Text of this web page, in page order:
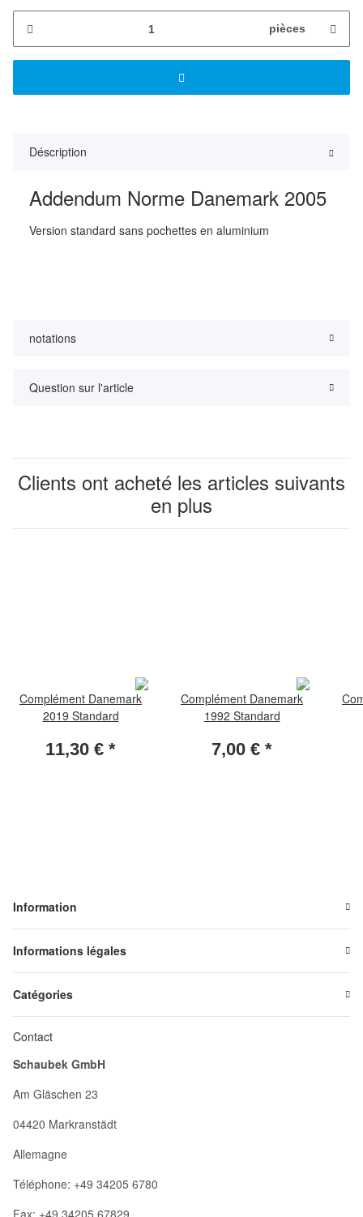
pièces
Déscription
Addendum Norme Danemark 2005
Version standard sans pochettes en aluminium
notations
Question sur l'article
Clients ont acheté les articles suivants
en plus
Complément Danemark
2019 Standard
11,30 € *
Complément Danemark
1992 Standard
7,00 € *
Information
Informations légales
Catégories
Contact
Schaubek GmbH
Am Gläschen 23
04420 Markranstädt
Allemagne
Téléphone: +49 34205 6780